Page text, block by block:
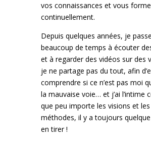
vos connaissances et vous
continuellement.
Depuis quelques années, je passe
beaucoup de temps à écouter
et à regarder des vidéos sur des
je ne partage pas du tout, afin
comprendre si ce n’est pas moi
la mauvaise voie… et j’ai l’intime
que peu importe les visions et les
méthodes, il y a toujours
en tirer !